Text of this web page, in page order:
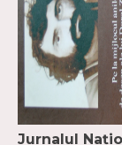
Jurnalul